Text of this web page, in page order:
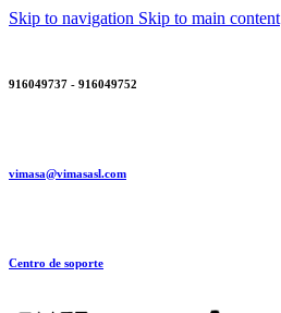
Skip to navigation Skip to main content
916049737 - 916049752
vimasa@vimasasl.com
Centro de soporte